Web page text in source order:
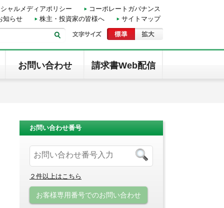
お問い合わせ 請求書Web配信
ャルメディアポリシー
コーポレートガバナンス
知らせ
株主・投資家の皆様へ サイトマップ
お問い合わせ番号
２件以上はこちら
お客様専用番号でのお問い合わせ